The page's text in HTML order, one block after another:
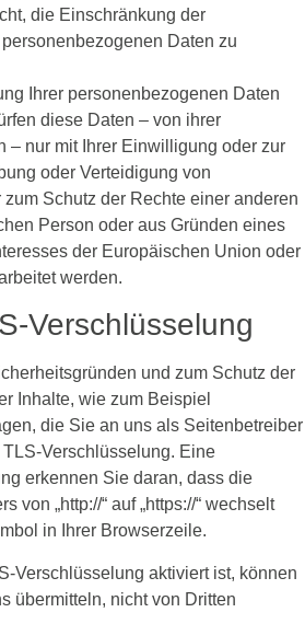
die Einschränkung der
Daten zu
Ihrer personenbezogenen Daten
diese Daten – von ihrer
– nur mit Ihrer Einwilligung oder zur
oder Verteidigung von
Schutz der Rechte einer anderen
Person oder aus Gründen eines
der Europäischen Union oder
werden.
Verschlüsselung
und zum Schutz der
Inhalte, wie zum Beispiel
die Sie an uns als Seitenbetreiber
Verschlüsselung. Eine
erkennen Sie daran, dass die
von „http://“ auf „https://“ wechselt
in Ihrer Browserzeile.
Verschlüsselung aktiviert ist, können
übermitteln, nicht von Dritten